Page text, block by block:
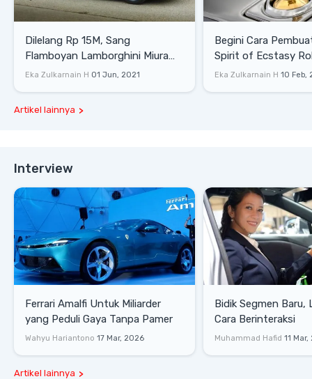
Dilelang Rp 15M, Sang
Flamboyan Lamborghini Miura
P400 S
Eka Zulkarnain H 01 Jun, 2021
Begini Cara
Spirit of Ecstasy
Eka Zulkarnain H 10 Feb,
Artikel lainnya
Interview
Ferrari Amalfi Untuk Miliarder
yang Peduli Gaya Tanpa Pamer
Wahyu Hariantono 17 Mar, 2026
Bidik Segmen Baru,
Cara Berinteraksi
Muhammad Hafid 11
Artikel lainnya